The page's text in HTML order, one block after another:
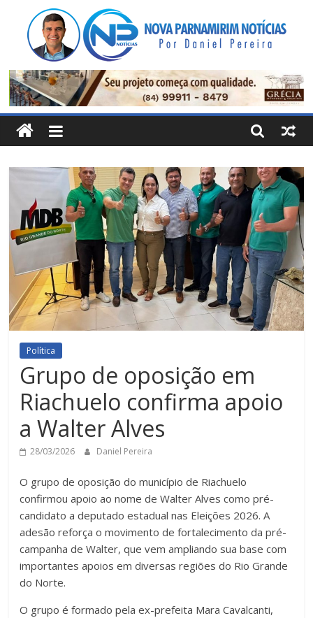
conteúdo
Nova
Parnamirim
Notícias
Daniel
Pereira
Política
Grupo de oposição em
Riachuelo confirma apoio
a Walter Alves
28/03/2026 Daniel Pereira
O grupo de oposição do município de Riachuelo
confirmou apoio ao nome de Walter Alves como pré-
candidato a deputado estadual nas Eleições 2026. A
adesão reforça o movimento de fortalecimento da pré-
campanha de Walter, que vem ampliando sua base com
importantes apoios em diversas regiões do Rio Grande
do Norte.
O grupo é formado pela ex-prefeita Mara Cavalcanti,